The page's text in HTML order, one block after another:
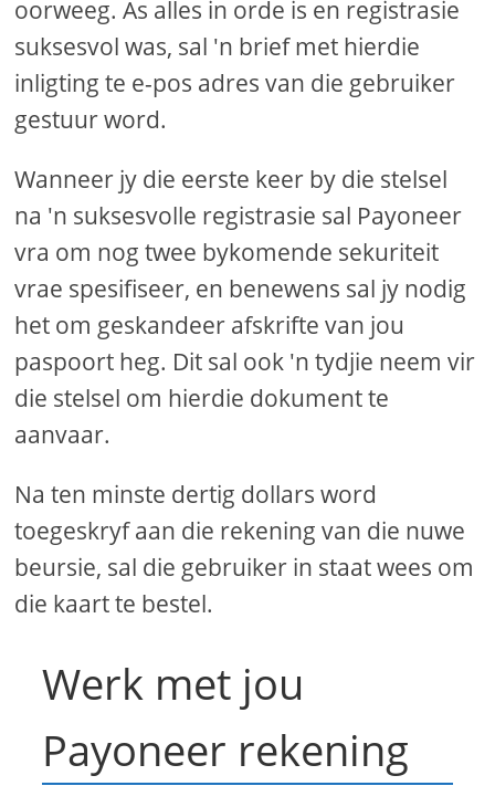
oorweeg. As alles in orde is en registrasie
suksesvol was, sal 'n brief met hierdie
inligting te e-pos adres van die gebruiker
gestuur word.
Wanneer jy die eerste keer by die stelsel
na 'n suksesvolle registrasie sal Payoneer
vra om nog twee bykomende sekuriteit
vrae spesifiseer, en benewens sal jy nodig
het om geskandeer afskrifte van jou
paspoort heg. Dit sal ook 'n tydjie neem vir
die stelsel om hierdie dokument te
aanvaar.
Na ten minste dertig dollars word
toegeskryf aan die rekening van die nuwe
beursie, sal die gebruiker in staat wees om
die kaart te bestel.
Werk met jou
Payoneer rekening